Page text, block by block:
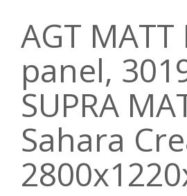
AGT MATT
panel,
SUPRA
Sahara